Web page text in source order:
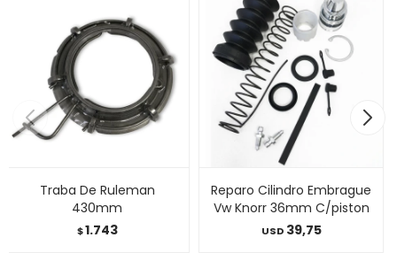
Traba De Ruleman
430mm
$1.743
Reparo Cilindro Embrague
Vw Knorr 36mm C/piston
USD 39,75